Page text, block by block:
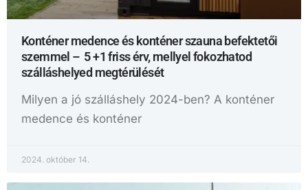
Konténer medence és konténer szauna befektetői
szemmel – 5 +1 friss érv, mellyel fokozhatod
szálláshelyed megtérülését
Milyen a jó szálláshely 2024-ben? A konténer
medence és konténer
2024. október 14.